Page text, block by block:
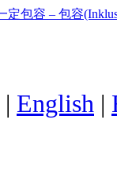
| English |